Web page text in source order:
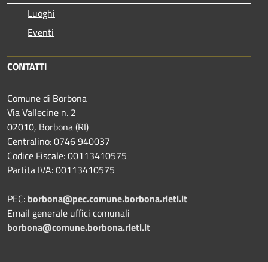
Luoghi
Eventi
CONTATTI
Comune di Borbona
Via Vallecine n. 2
02010, Borbona (RI)
Centralino: 0746 940037
Codice Fiscale: 00113410575
Partita IVA: 00113410575
PEC: borbona@pec.comune.borbona.rieti.it
Email generale uffici comunali
borbona@comune.borbona.rieti.it